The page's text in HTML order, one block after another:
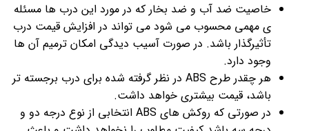
خاصیت ضد آب و ضد بخار که در مورد این درب ها مسئله
ی مهمی محسوب می شود می تواند در افزایش قیمت درب
تأثیرگذار باشد. در صورت آسیب دیدگی امکان ترمیم آن ها
وجود دارد.
هر چقدر طرح ABS در نظر گرفته شده برای درب برجسته تر
باشد، قیمت بیشتری خواهد داشت.
در صورتی که روکش های ABS انتخابی از نوع درجه دو و